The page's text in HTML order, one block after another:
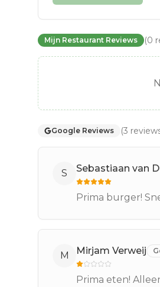
Mijn Restaurant Reviews (0
Google Reviews (3
S Sebastiaan van
Prima burger!
M Mirjam Verweij
Prima eten!